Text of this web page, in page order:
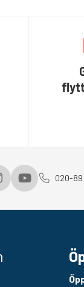
020-89